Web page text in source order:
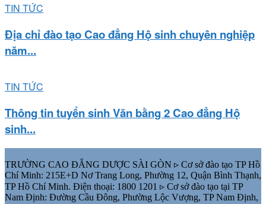
TIN TỨC
Địa chỉ đào tạo Cao đẳng Hộ sinh chuyên nghiệp
năm...
TIN TỨC
Thông tin tuyển sinh Văn bằng 2 Cao đẳng Hộ
sinh...
TRƯỜNG CAO ĐẲNG DƯỢC SÀI GÒN ▹ Cơ sở đào tạo TP Hồ
Chí Minh: 215E+D Nơ Trang Long, Phường 12, Quận Bình Thạnh,
TP Hồ Chí Minh. Điện thoại: 1800 1201 ▹ Cơ sở đào tạo tại TP
Nam Định: Đường Cầu Đông, Phường Lộc Vượng, TP Nam Định,